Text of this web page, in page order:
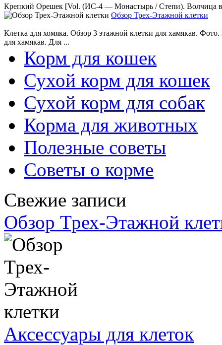
Крепкий Орешек [Vol. (ИС-4 — Монастырь / Степи). Волчица в
Обзор Трех-Этажной клетки
Клетка для хомяка. Обзор 3 этажной клетки для хамякав.
для хамякав. Для ...
Корм для кошек
Сухой корм для кошек
Сухой корм для собак
Корма для животных
Полезные советы
Советы о корме
Свежие записи
Обзор Трех-Этажной
Аксессуары для клеток